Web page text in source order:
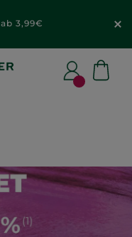
ab 3,99€